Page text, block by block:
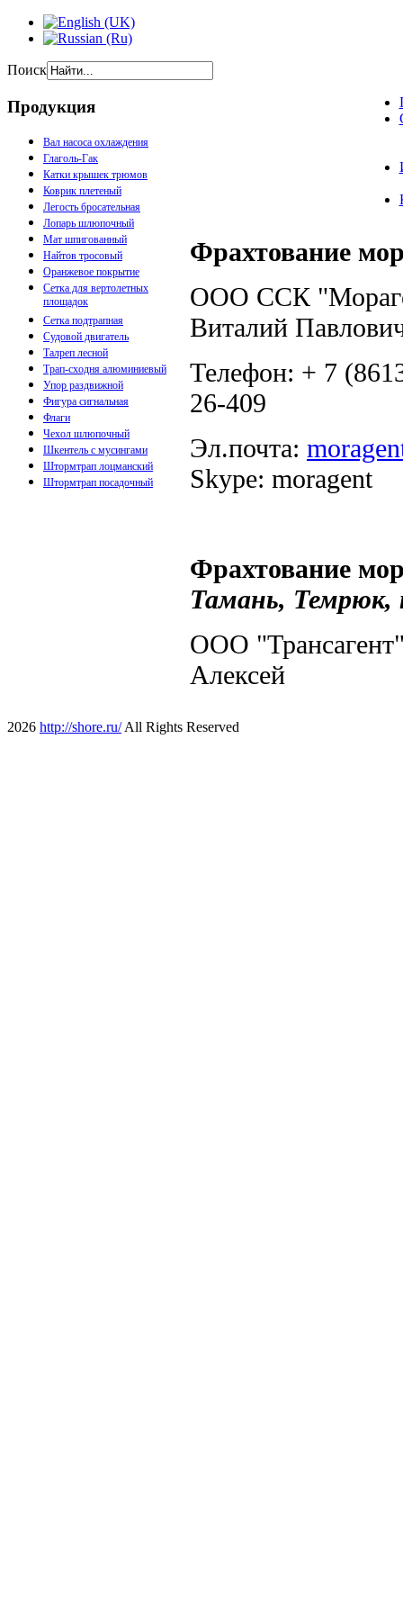
Поиск
Продукция
Вал насоса охлаждения
Глаголь-Гак
Катки крышек трюмов
Коврик плетеный
Легость бросательная
Лопарь шлюпочный
Мат шпигованный
Найтов тросовый
Оранжевое покрытие
Сетка для вертолетных
площадок
Сетка подтрапная
Судовой двигатель
Талреп лесной
Трап-сходня алюминиевый
Упор раздвижной
Фигура сигнальная
Флаги
Чехол шлюпочный
Шкентель с мусингами
Штормтрап лоцманский
Штормтрап посадочный
Фрахтование
ООО ССК
Виталий
Телефон: + 7
26-409
Эл.почта:
Skype: moragent
Фрахтование
Тамань, Темрюк,
ООО
Алексей
2026 http://shore.ru/All Rights Reserved